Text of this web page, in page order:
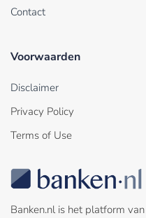
Contact
Voorwaarden
Disclaimer
Privacy Policy
Terms of Use
Banken.nl is het platform